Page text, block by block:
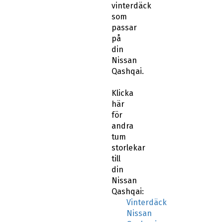
vinterdäck
som
passar
på
din
Nissan
Qashqai.
Klicka
här
för
andra
tum
storlekar
till
din
Nissan
Qashqai:
Vinterdäck
Nissan